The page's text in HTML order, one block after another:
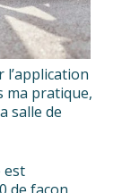
l’application
ma pratique,
salle de
est